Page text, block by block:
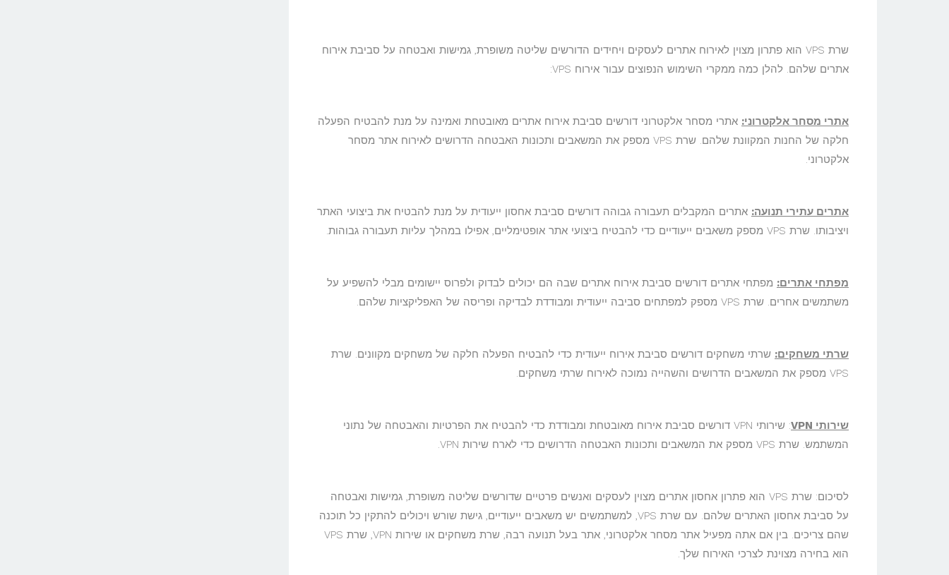
שרת VPS הוא פתרון מצוין לאירוח אתרים לעסקים ויחידים הדורשים שליטה משופרת, גמישות ואבטחה על סביבת אירוח
אתרים שלהם. להלן כמה ממקרי השימוש הנפוצים עבור אירוח VPS:
אתרי מסחר אלקטרוני: אתרי מסחר אלקטרוני דורשים סביבת אירוח אתרים מאובטחת ואמינה על מנת להבטיח הפעלה
חלקה של החנות המקוונת שלהם. שרת VPS מספק את המשאבים ותכונות האבטחה הדרושים לאירוח אתר מסחר
אלקטרוני.
אתרים עתירי תנועה: אתרים המקבלים תעבורה גבוהה דורשים סביבת אחסון ייעודית על מנת להבטיח את ביצועי האתר
ויציבותו. שרת VPS מספק משאבים ייעודיים כדי להבטיח ביצועי אתר אופטימליים, אפילו במהלך עליות תעבורה גבוהות.
מפתחי אתרים: מפתחי אתרים דורשים סביבת אירוח אתרים שבה הם יכולים לבדוק ולפרוס יישומים מבלי להשפיע על
משתמשים אחרים. שרת VPS מספק למפתחים סביבה ייעודית ומבודדת לבדיקה ופריסה של האפליקציות שלהם.
שרתי משחקים: שרתי משחקים דורשים סביבת אירוח ייעודית כדי להבטיח הפעלה חלקה של משחקים מקוונים. שרת
VPS מספק את המשאבים הדרושים והשהייה נמוכה לאירוח שרתי משחקים.
שירותי VPN
: שירותי VPN דורשים סביבת אירוח מאובטחת ומבודדת כדי להבטיח את הפרטיות והאבטחה של נתוני
המשתמש. שרת VPS מספק את המשאבים ותכונות האבטחה הדרושים כדי לארח שירות VPN.
לסיכום: שרת VPS הוא פתרון אחסון אתרים מצוין לעסקים ואנשים פרטיים שדורשים שליטה משופרת, גמישות ואבטחה
על סביבת אחסון האתרים שלהם. עם שרת VPS, למשתמשים יש משאבים ייעודיים, גישת שורש ויכולים להתקין כל תוכנה
שהם צריכים. בין אם אתה מפעיל אתר מסחר אלקטרוני, אתר בעל תנועה רבה, שרת משחקים או שירות VPN, שרת VPS
הוא בחירה מצוינת לצרכי האירוח שלך.